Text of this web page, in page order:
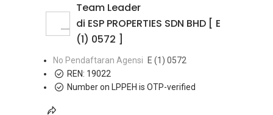
Team Leader
di ESP PROPERTIES SDN BHD [ E
(1) 0572 ]
No Pendaftaran Agensi
E (1) 0572
REN: 19022
Number on LPPEH is OTP-verified